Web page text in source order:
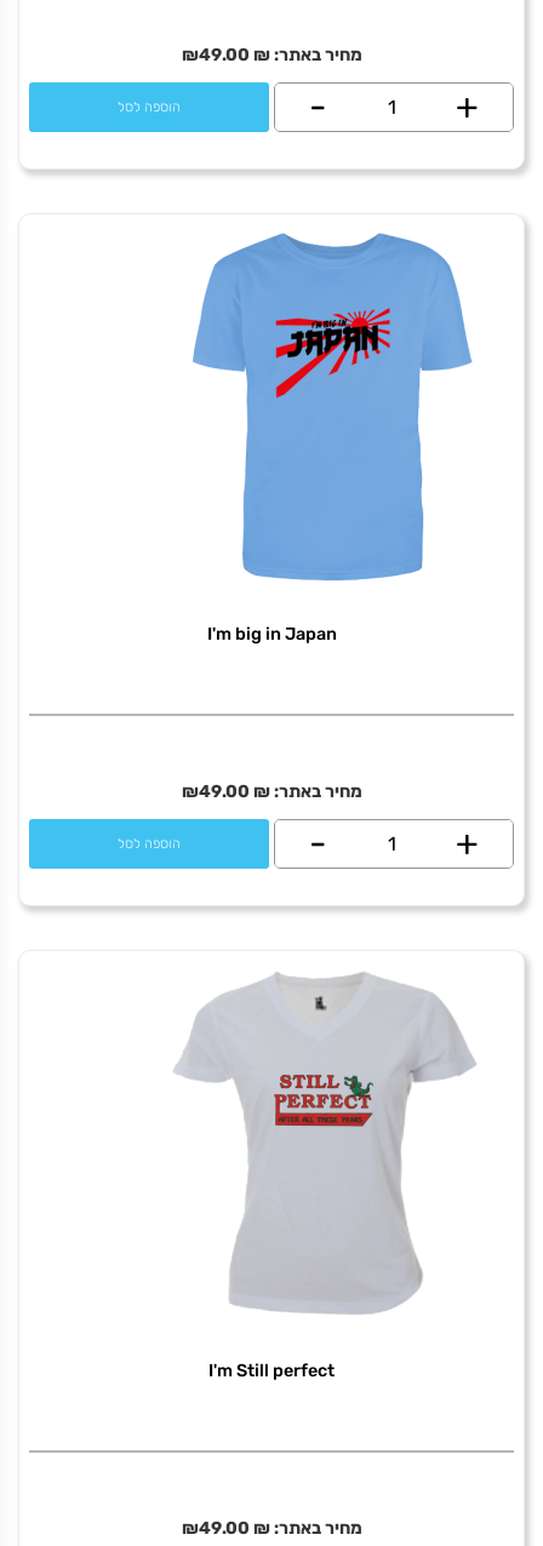
מחיר באתר:₪
₪49.00
+
כמות
rocket
- הוספה לסל
I'm big in Japan
מחיר באתר:₪
₪49.00
+
כמות
big
Japan
- הוספה לסל
I'm Still perfect
מחיר באתר:₪
₪49.00